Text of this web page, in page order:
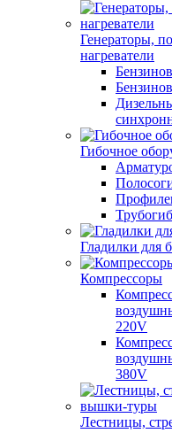
Генераторы,
нагреватели
Гибочное
Гладилки для
Компрессоры
220V
380V
Лестницы,